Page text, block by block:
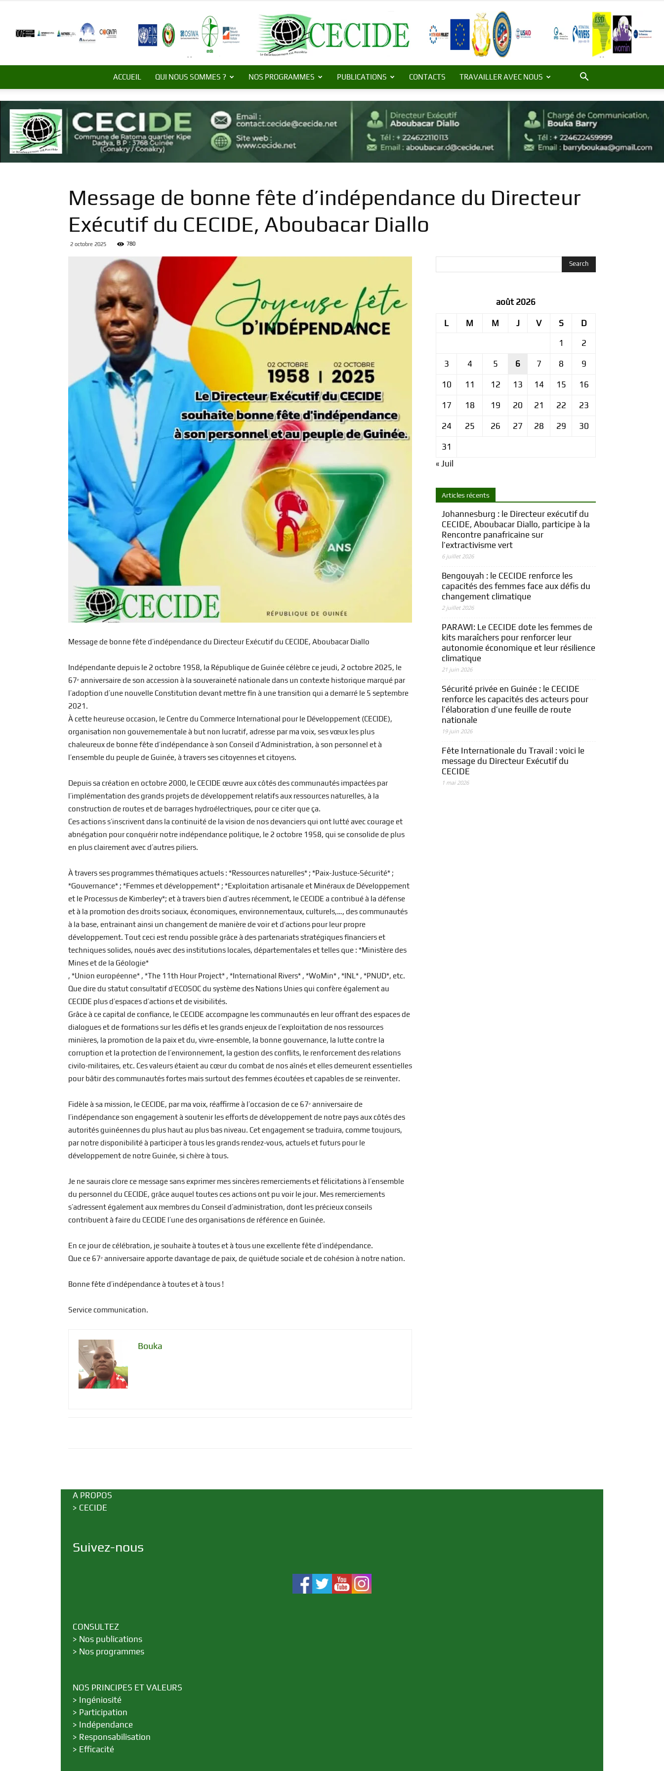
Centre
le
Développement
ACCUEIL QUI NOUS SOMMES ? NOS PROGRAMMES PUBLICATIONS CONTACTS TRAVAILLER AVEC NOUS
Message de bonne fête d’indépendance du Directeur
Exécutif du CECIDE, Aboubacar Diallo
2 octobre 2025 780
Message de bonne fête d’indépendance du Directeur Exécutif du CECIDE, Aboubacar Diallo
Indépendante depuis le 2 octobre 1958, la République de Guinée célèbre ce jeudi, 2 octobre 2025, le
67ᵉ anniversaire de son accession à la souveraineté nationale dans un contexte historique marqué par
l’adoption d’une nouvelle Constitution devant mettre fin à une transition qui a demarré le 5 septembre
2021.
À cette heureuse occasion, le Centre du Commerce International pour le Développement (CECIDE),
organisation non gouvernementale à but non lucratif, adresse par ma voix, ses vœux les plus
chaleureux de bonne fête d’indépendance à son Conseil d’Administration, à son personnel et à
l’ensemble du peuple de Guinée, à travers ses citoyennes et citoyens.
Depuis sa création en octobre 2000, le CECIDE œuvre aux côtés des communautés impactées par
l’implémentation des grands projets de développement relatifs aux ressources naturelles, à la
construction de routes et de barrages hydroélectriques, pour ce citer que ça.
Ces actions s’inscrivent dans la continuité de la vision de nos devanciers qui ont lutté avec courage et
abnégation pour conquérir notre indépendance politique, le 2 octobre 1958, qui se consolide de plus
en plus clairement avec d’autres piliers.
À travers ses programmes thématiques actuels : *Ressources naturelles* ; *Paix-Justuce-Sécurité* ;
*Gouvernance* ; *Femmes et développement* ; *Exploitation artisanale et Minéraux de Développement
et le Processus de Kimberley*; et à travers bien d’autres récemment, le CECIDE a contribué à la défense
et à la promotion des droits sociaux, économiques, environnementaux, culturels,…, des communautés
à la base, entrainant ainsi un changement de manière de voir et d’actions pour leur propre
développement. Tout ceci est rendu possible grâce à des partenariats stratégiques financiers et
techniques solides, noués avec des institutions locales, départementales et telles que : *Ministère des
Mines et de la Géologie*
, *Union européenne* , *The 11th Hour Project* , *International Rivers* , *WoMin* , *INL* , *PNUD*, etc.
Que dire du statut consultatif d’ECOSOC du système des Nations Unies qui confère également au
CECIDE plus d’espaces d’actions et de visibilités.
Grâce à ce capital de confiance, le CECIDE accompagne les communautés en leur offrant des espaces de
dialogues et de formations sur les défis et les grands enjeux de l’exploitation de nos ressources
minières, la promotion de la paix et du, vivre-ensemble, la bonne gouvernance, la lutte contre la
corruption et la protection de l’environnement, la gestion des conflits, le renforcement des relations
civilo-militaires, etc. Ces valeurs étaient au cœur du combat de nos aînés et elles demeurent essentielles
pour bâtir des communautés fortes mais surtout des femmes écoutées et capables de se reinventer.
Fidèle à sa mission, le CECIDE, par ma voix, réaffirme à l’occasion de ce 67ᵉ anniversaire de
l’indépendance son engagement à soutenir les efforts de développement de notre pays aux côtés des
autorités guinéennes du plus haut au plus bas niveau. Cet engagement se traduira, comme toujours,
par notre disponibilité à participer à tous les grands rendez-vous, actuels et futurs pour le
développement de notre Guinée, si chère à tous.
Je ne saurais clore ce message sans exprimer mes sincères remerciements et félicitations à l’ensemble
du personnel du CECIDE, grâce auquel toutes ces actions ont pu voir le jour. Mes remerciements
s’adressent également aux membres du Conseil d’administration, dont les précieux conseils
contribuent à faire du CECIDE l’une des organisations de référence en Guinée.
En ce jour de célébration, je souhaite à toutes et à tous une excellente fête d’indépendance.
Que ce 67ᵉ anniversaire apporte davantage de paix, de quiétude sociale et de cohésion à notre nation.
Bonne fête d’indépendance à toutes et à tous !
Service communication.
Bouka
août 2026
L M M J V S
D
1
2
3 4 5 6 7 8 9
10 11 12 13 14 15 16
17 18 19 20 21 22 23
24 25 26 27 28 29 30
31
« Juil
Articles récents
Johannesburg : le Directeur exécutif du
CECIDE, Aboubacar Diallo, participe à la
Rencontre panafricaine sur
l’extractivisme vert
6 juillet 2026
Bengouyah : le CECIDE renforce les
capacités des femmes face aux défis du
changement climatique
2 juillet 2026
PARAWI: Le CECIDE dote les femmes de
kits maraîchers pour renforcer leur
autonomie économique et leur résilience
climatique
21 juin 2026
Sécurité privée en Guinée : le CECIDE
renforce les capacités des acteurs pour
l’élaboration d’une feuille de route
nationale
19 juin 2026
Fête Internationale du Travail : voici le
message du Directeur Exécutif du
CECIDE
1 mai 2026
A PROPOS
> CECIDE
Suivez-nous
CONSULTEZ
> Nos publications
> Nos programmes
NOS PRINCIPES ET VALEURS
> Ingéniosité
> Participation
> Indépendance
> Responsabilisation
> Efficacité